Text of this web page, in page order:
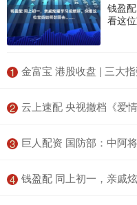
钱盈
看这
1 金富宝 港股收盘 | 三大指
2 云上速配 央视撤档《爱
3 巨人配资 国防部：中阿
4 钱盈配 同上初一，亲戚炫耀